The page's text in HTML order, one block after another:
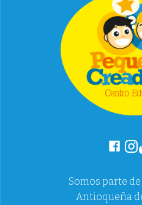
Somos parte
Antioqueña